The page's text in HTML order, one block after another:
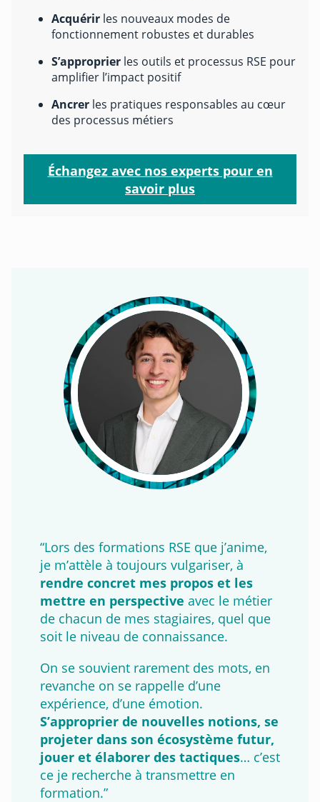
Acquérir les nouveaux modes de
fonctionnement robustes et durables
S’approprier les outils et processus RSE pour
amplifier l’impact positif
Ancrer les pratiques responsables au cœur
des processus métiers
Échangez avec nos experts pour en
savoir plus
“Lors des formations RSE que j’anime,
je m’attèle à toujours vulgariser, à
rendre concret mes propos et les
mettre en perspective avec le métier
de chacun de mes stagiaires, quel que
soit le niveau de connaissance.
On se souvient rarement des mots, en
revanche on se rappelle d’une
expérience, d’une émotion.
S’approprier de nouvelles notions, se
projeter dans son écosystème futur,
jouer et élaborer des tactiques… c’est
ce je recherche à transmettre en
formation.”